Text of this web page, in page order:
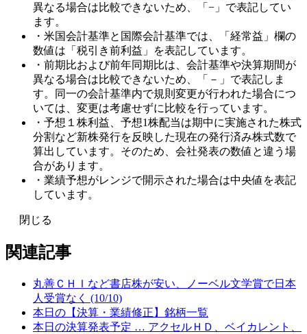
異なる場合は比較できないため、「−」で表記してい
ます。
・米国会計基準と国際会計基準では、「経常益」欄の
数値は「税引き前利益」を表記しています。
・前期比および前年同期比は、会計基準や決算期間が
異なる場合は比較できないため、「－」で表記しま
す。同一の会計基準内で規則変更が行われた場合につ
いては、変更は考慮せずに比較を行っています。
・予想１株利益、予想1株配当は期中に実施された株式
分割など新株発行を反映した現在の発行済み株式数で
算出しています。そのため、会社発表の数値と違う場
合があります。
・業績予想がレンジで開示された場合は中央値を表記
しています。
閉じる
関連記事
丸善ＣＨＩなど書店株が安い、ノーベル文学賞で日本
人受賞なく (10/10)
本日の【決算・業績修正】銘柄一覧
本日の決算発表予定 … アクセルＨＤ、ベイカレント、